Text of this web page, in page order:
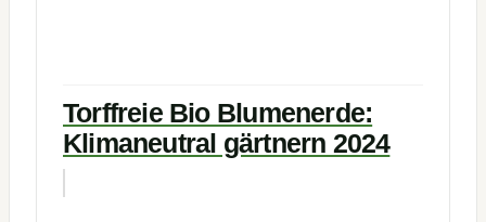
Torffreie Bio Blumenerde:
Klimaneutral gärtnern 2024